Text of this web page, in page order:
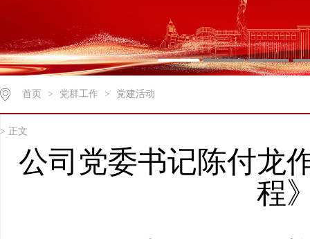
首页 > 党群工作 > 党建活动
> 正文
公司党委书记陈付龙
程